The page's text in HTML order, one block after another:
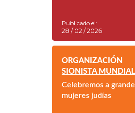
Publicado el:
28 / 02 / 2026
ORGANIZACIÓN
Celebremos a grandes